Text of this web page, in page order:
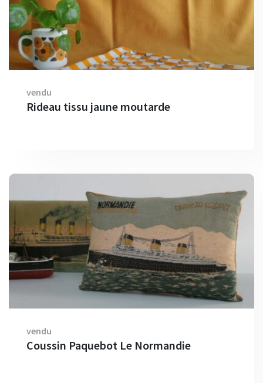
vendu
Rideau tissu jaune moutarde
vendu
Coussin Paquebot Le Normandie